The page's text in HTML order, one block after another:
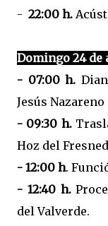
- 22:00 h.
Domingo 24 de
- 07:00 h.
Jesús Nazareno
- 09:30 h.
Hoz del
- 12:00 h.
- 12:40 h.
del Valverde.